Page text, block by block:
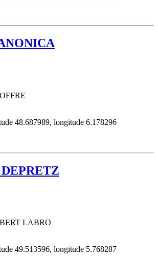
48.687989, longitude 6.178296
LABRO
49.513596, longitude 5.768287